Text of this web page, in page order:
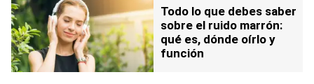
Todo lo que debes saber
sobre el ruido marrón:
qué es, dónde oírlo y
función